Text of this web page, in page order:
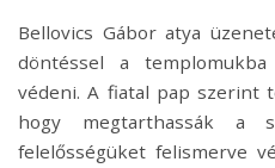
Bellovics Gábor atya
döntéssel a
védeni. A fiatal pap szerint
hogy megtarthassák a
felelősségüket felismerve